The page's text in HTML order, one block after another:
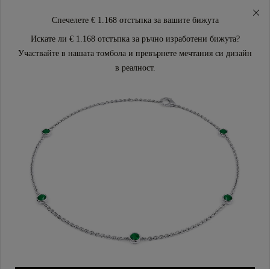
Спечелете € 1.168 отстъпка за вашите бижута
Искате ли € 1.168 отстъпка за ръчно изработени бижута?
Участвайте в нашата томбола и превърнете мечтания си дизайн
в реалност.